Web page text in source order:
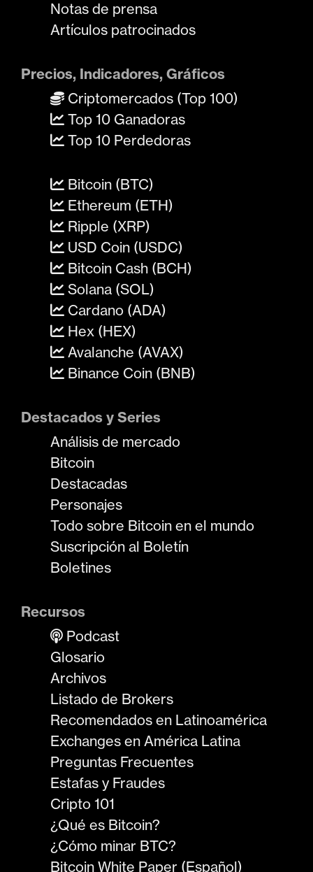
Notas de prensa
Artículos patrocinados
Precios, Indicadores, Gráficos
Criptomercados (Top 100)
Top 10 Ganadoras
Top 10 Perdedoras
Bitcoin (BTC)
Ethereum (ETH)
Ripple (XRP)
USD Coin (USDC)
Bitcoin Cash (BCH)
Solana (SOL)
Cardano (ADA)
Hex (HEX)
Avalanche (AVAX)
Binance Coin (BNB)
Destacados y Series
Análisis de mercado
Bitcoin
Destacadas
Personajes
Todo sobre Bitcoin en el mundo
Suscripción al Boletín
Boletines
Recursos
Podcast
Glosario
Archivos
Listado de Brokers
Recomendados en Latinoamérica
Exchanges en América Latina
Preguntas Frecuentes
Estafas y Fraudes
Cripto 101
¿Qué es Bitcoin?
¿Cómo minar BTC?
Bitcoin White Paper (Español)